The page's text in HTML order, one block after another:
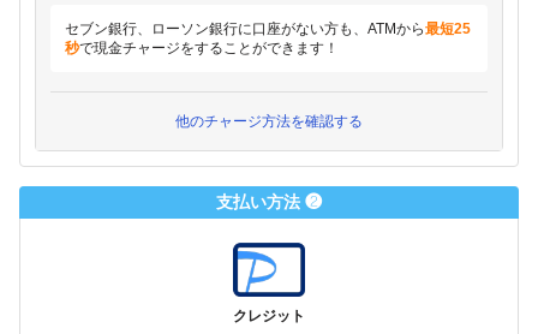
セブン銀行、ローソン銀行に口座がない方も、ATMから最短25
秒で現金チャージをすることができます！
他のチャージ方法を確認する
支払い方法 ❷
クレジット